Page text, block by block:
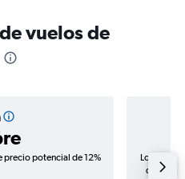
vuelos de
precio potencial de 12%
Los
de